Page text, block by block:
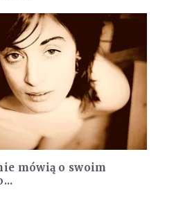
mówią o swoim